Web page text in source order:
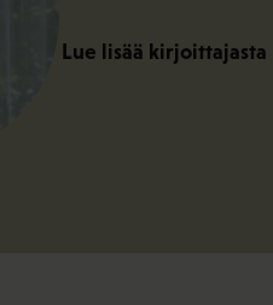
Lue lisää kirjoittajasta